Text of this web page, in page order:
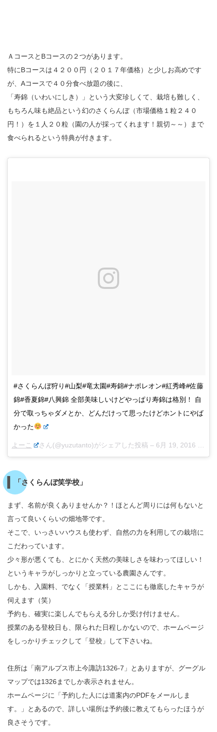
ＡコースとBコースの２つがあります。
特にBコースは４２００円（２０１７年価格）と少しお高めです
が、Aコースで４０分食べ放題の後に、
「寿錦（いわいにしき）」という大変珍しくて、栽培も難しく、
もちろん味も絶品という幻のさくらんぼ（市場価格１粒２４０
円！）を１人２０粒（園の人が採ってくれます！親切～～）まで
食べられるという特典が付きます。
#さくらんぼ狩り#山梨#竜太園#寿錦#ナポレオン#紅秀峰#佐藤
錦#香夏錦#八興錦 全部美味しいけどやっぱり寿錦は格別！ 自
分で取っちゃダメとか、どんだけって思ったけどホントにやば
かった
よーこ さん(@yuzutanto)がシェアした投稿 – 6月 19, 2016 at 5:13午前 PDT
「さくらんぼ笑学校」
まず、名前が良くありませんか？！ほとんど周りには何もないと
言って良いくらいの畑地帯です。
そこで、いっさいハウスも使わず、自然の力を利用しての栽培に
こだわっています。
少々形が悪くても、とにかく天然の美味しさを味わってほしい！
というキャラがしっかりと立っている農園さんです。
しかも、入園料、でなく「授業料」とここにも徹底したキャラが
伺えます（笑）
予約も、確実に楽しんでもらえる分しか受け付けません。
授業のある登校日も、限られた日程しかないので、ホームページ
をしっかりチェックして「登校」して下さいね。
住所は「南アルプス市上今諏訪1326-7」とありますが、グーグル
マップでは1326までしか表示されません。
ホームページに「予約した人には道案内のPDFをメールしま
す。」とあるので、詳しい場所は予約後に教えてもらったほうが
良さそうです。